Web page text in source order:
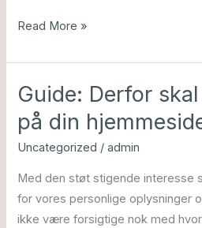
Read More »
Guide: Derfor
på din
Uncategorized /admin
Med den støt stigende interesse
for vores personlige oplysninger
ikke være forsigtige nok med
Guide:
Derfor
skal
du
have
SSL
på